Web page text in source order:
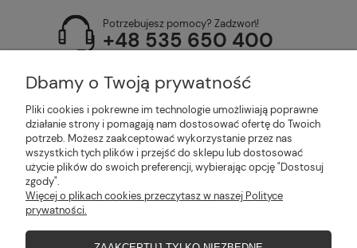
Potrzebujesz pomocy? Zadzwoń!
+48 535 650 400
ul. Postępu 22, 05-506 Kolonia
Lesznowola
O NAS
PŁATNOŚCI I DOSTAWA
Dbamy o Twoją prywatność
Pliki cookies i pokrewne im technologie umożliwiają poprawne
działanie strony i pomagają nam dostosować ofertę do Twoich
potrzeb. Możesz zaakceptować wykorzystanie przez nas
wszystkich tych plików i przejść do sklepu lub dostosować
użycie plików do swoich preferencji, wybierając opcję "Dostosuj
zgody".
Więcej o plikach cookies przeczytasz w naszej Polityce
prywatności.